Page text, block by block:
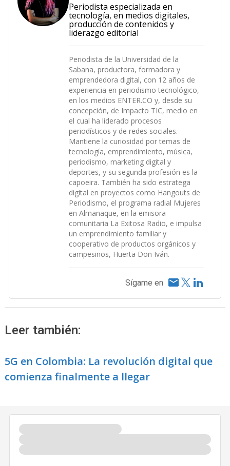
Periodista especializada en
tecnología, en medios digitales,
producción de contenidos y
liderazgo editorial
Periodista de la Universidad de la
Sabana, productora, formadora y
emprendedora digital, con 12 años de
experiencia en periodismo tecnológico,
en los medios ENTER.CO y, desde su
concepción, de Impacto TIC, medio en
el cual ha liderado procesos
periodísticos y de redes sociales.
Mantiene la curiosidad por temas de
tecnología, emprendimiento, música,
periodismo, marketing digital y
deportes, y su segunda profesión es la
capoeira. También ha sido estratega
digital en proyectos como Hangouts de
Periodismo, el programa radial Mujeres
en Almanaque, en la emisora
comunitaria La Exitosa Radio, e impulsa
un emprendimiento familiar y
cooperativo de productos orgánicos y
campesinos, Huerta Don Iván.
Sígame en
Leer también:
5G en Colombia: La revolución digital que
comienza finalmente a llegar